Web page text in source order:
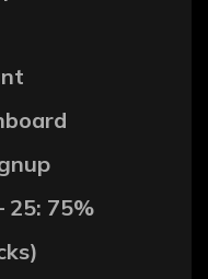
25: 75%